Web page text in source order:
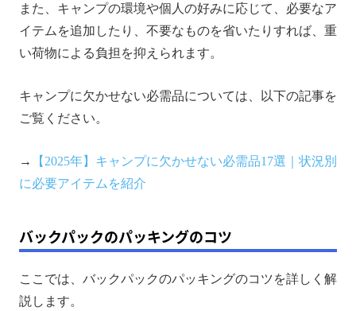
また、キャンプの環境や個人の好みに応じて、必要なア
イテムを追加したり、不要なものを省いたりすれば、重
い荷物による負担を抑えられます。
キャンプに欠かせない必需品については、以下の記事を
ご覧ください。
→
【2025年】キャンプに欠かせない必需品17選｜状況別
に必要アイテムを紹介
バックパックのパッキングのコツ
ここでは、バックパックのパッキングのコツを詳しく解
説します。